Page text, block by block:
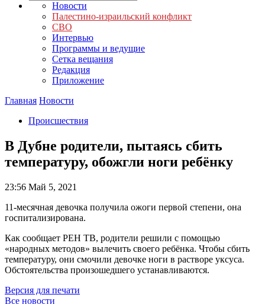
Новости
Палестино-израильский конфликт
СВО
Интервью
Программы и ведущие
Сетка вещания
Редакция
Приложение
Главная Новости
Происшествия
В Дубне родители, пытаясь сбить
температуру, обожгли ноги ребёнку
23:56 Май 5, 2021
11-месячная девочка получила ожоги первой степени, она
госпитализирована.
Как сообщает РЕН ТВ, родители решили с помощью
«народных методов» вылечить своего ребёнка. Чтобы сбить
температуру, они смочили девочке ноги в растворе уксуса.
Обстоятельства произошедшего устанавливаются.
Версия для печати
Все новости